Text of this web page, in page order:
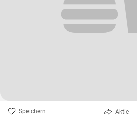
Speichern Aktie